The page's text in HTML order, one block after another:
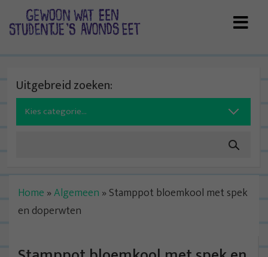
Uitgebreid zoeken:
Search
for:
Home »Algemeen » Stamppot bloemkool met spek
en doperwten